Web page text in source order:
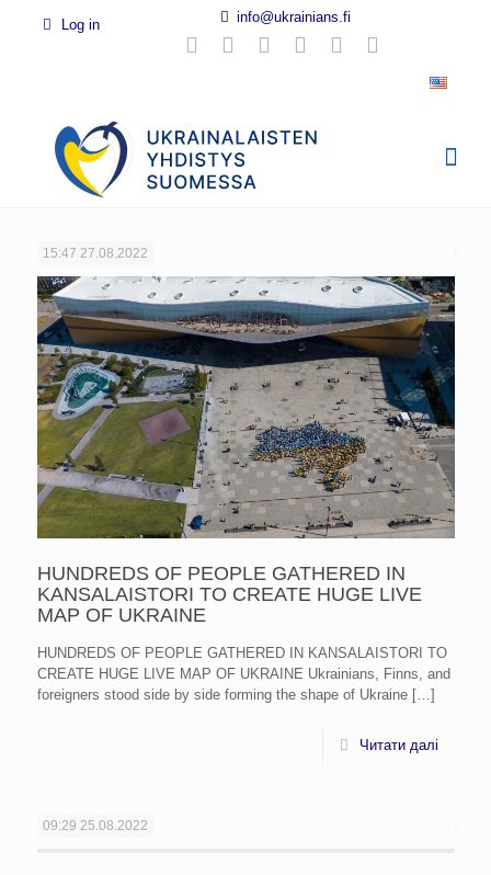
Log in info@ukrainians.fi
15:47 27.08.2022
HUNDREDS OF PEOPLE GATHERED IN
KANSALAISTORI TO CREATE HUGE LIVE
MAP OF UKRAINE
HUNDREDS OF PEOPLE GATHERED IN KANSALAISTORI TO
CREATE HUGE LIVE MAP OF UKRAINE Ukrainians, Finns, and
foreigners stood side by side forming the shape of Ukraine[…]
Читати далі
09:29 25.08.2022